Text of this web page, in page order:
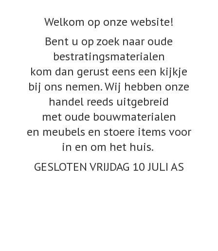
Welkom op onze website!
Bent u op zoek naar oude
bestratingsmaterialen
kom dan gerust eens een kijkje
bij ons nemen. Wij hebben onze
handel reeds uitgebreid
met oude bouwmaterialen
en meubels en stoere items voor
in en om het huis.
GESLOTEN VRIJDAG 10JULI AS